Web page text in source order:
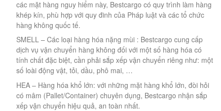
các mặt hàng nguy hiểm này, Bestcargo có quy trình làm hàng
khép kín, phù hợp với quy đinh của Pháp luật và các tổ chức
hàng không quốc tế.
SMELL – Các loại hàng hóa nặng mùi : Bestcargo cung cấp
dịch vụ vận chuyển hàng không đối với một số hàng hóa có
tính chất đặc biệt, cần phải sắp xếp vận chuyển riêng như: một
số loài động vật, tỏi, dầu, phô mai, …
HEA – Hàng hóa khổ lớn: với những mặt hàng khổ lớn, đòi hỏi
có mâm (Pallet/Container) chuyên dụng, Bestcargo nhận sắp
xếp vận chuyển hiệu quả, an toàn nhất.